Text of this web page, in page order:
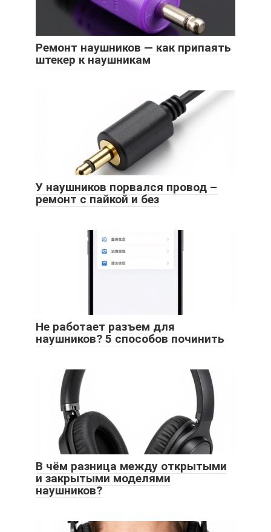
Ремонт наушников — как припаять
штекер к наушникам
У наушников порвался провод –
ремонт с пайкой и без
Не работает разъем для
наушников? 5 способов починить
В чём разница между открытыми
и закрытыми моделями
наушников?